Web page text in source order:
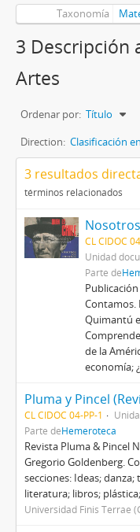
Taxonomía
3 Descripción
Artes
Ordenar por: Título
Direction: Clasificación
3 resultados
términos relacionados
CL CIDOC
Unidad
Parte de
Contamos.
Quimantú
de la
economía;
Pluma y Pincel
CL CIDOC 04-PP-1
Parte deHemeroteca
Revista Pluma & Pincel
Gregorio Goldenberg.
secciones: Ideas;
literatura; libros;
Universidad Finis Terrae